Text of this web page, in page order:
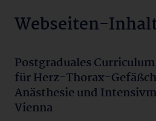
Webseiten-
Postgraduales
für Herz-Thorax-
Anästhesie und
Vienna